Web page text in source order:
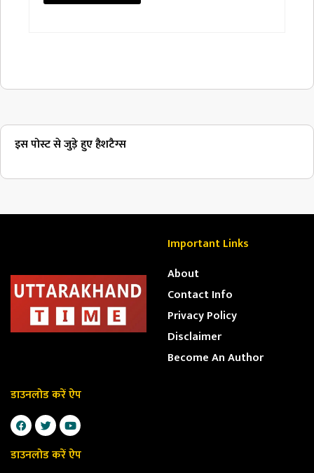
इस पोस्ट से जुड़े हुए हैशटैग्स
Important Links
About
Contact Info
Privacy Policy
Disclaimer
Become An Author
डाउनलोड करें ऐप
डाउनलोड करें ऐप